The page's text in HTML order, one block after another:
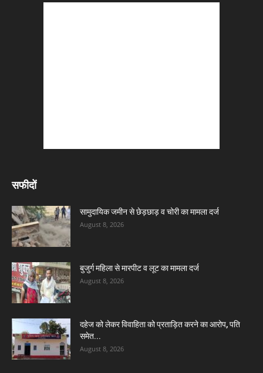
सफीदों
सामुदायिक जमीन से छेड़छाड़ व चोरी का मामला दर्ज
August 8, 2026
बुजुर्ग महिला से मारपीट व लूट का मामला दर्ज
August 8, 2026
दहेज को लेकर विवाहिता को प्रताड़ित करने का आरोप, पति
समेत...
August 8, 2026